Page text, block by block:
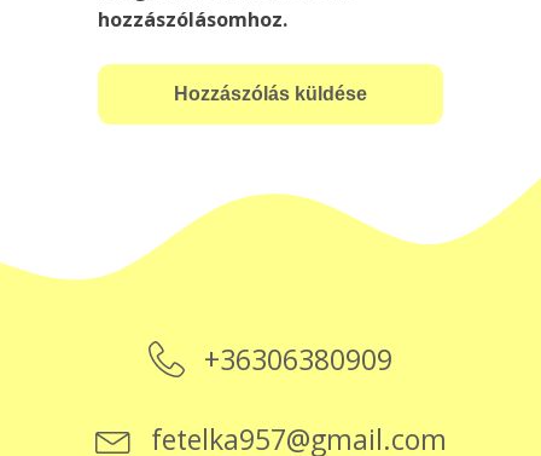
hozzászólásomhoz.
+36306380909
fetelka957@gmail.com